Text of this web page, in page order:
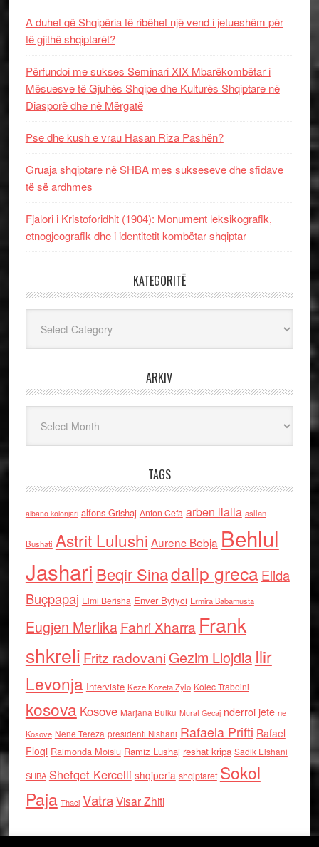
A duhet që Shqipëria të ribëhet një vend i jetueshëm për
të gjithë shqiptarët?
Përfundoi me sukses Seminari XIX Mbarëkombëtar i
Mësuesve të Gjuhës Shqipe dhe Kulturës Shqiptare në
Diasporë dhe në Mërgatë
Pse dhe kush e vrau Hasan Riza Pashën?
Gruaja shqiptare në SHBA mes sukseseve dhe sfidave
të së ardhmes
Fjalori i Kristoforidhit (1904): Monument leksikografik,
etnogjeografik dhe i identitetit kombëtar shqiptar
KATEGORITË
ARKIV
TAGS
albano kolonjari alfons Grishaj Anton Cefa arben llalla asllan
Bushati Astrit Lulushi Aurenc Bebja Behlul
Jashari Beqir Sinadalip grecaElida
Buçpapaj Elmi Berisha Enver Bytyci Ermira Babamusta
Eugjen MerlikaFahri Xharra Frank
shkreli Fritz radovaniGezim Llojdia Ilir
Levonja Interviste Keze Kozeta Zylo Kolec Traboini
kosova Kosove Marjana Bulku Murat Gecaj nderroi jete ne
Kosove Nene Tereza presidenti Nishani Rafaela Prifti Rafael
Floqi Raimonda Moisiu Ramiz Lushaj reshat kripa Sadik Elshani
SHBA Shefqet Kercelli shqiperia shqiptaret Sokol
Paja Thaci VatraVisar Zhiti